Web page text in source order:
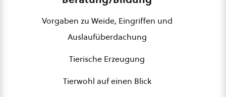
Vorgaben zu Weide, Eingriffen und
Auslaufüberdachung
Tierische Erzeugung
Tierwohl auf einen Blick